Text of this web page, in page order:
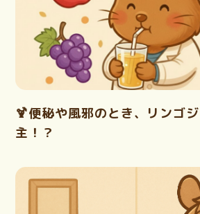
🍹便秘や風邪のとき、リンゴ
主！？